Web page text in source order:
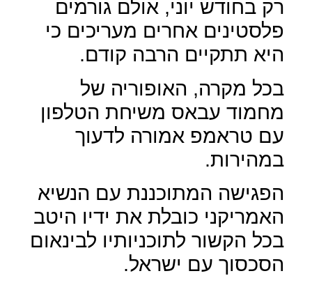
רק בחודש יוני, אולם גורמים
פלסטינים אחרים מעריכים כי
היא תתקיים הרבה קודם.
בכל מקרה, האופוריה של
מחמוד עבאס משיחת הטלפון
עם טראמפ אמורה לדעוך
במהירות.
הפגישה המתוכננת עם הנשיא
האמריקני כובלת את ידיו היטב
בכל הקשור לתוכניותיו לבינאום
הסכסוך עם ישראל.